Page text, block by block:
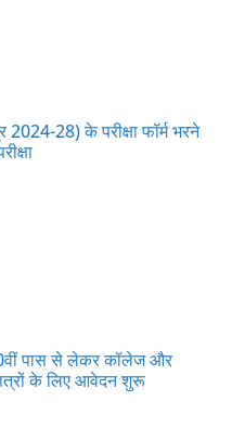
28) के परीक्षा फॉर्म भरने
पास से लेकर कॉलेज और
के लिए आवेदन शुरू